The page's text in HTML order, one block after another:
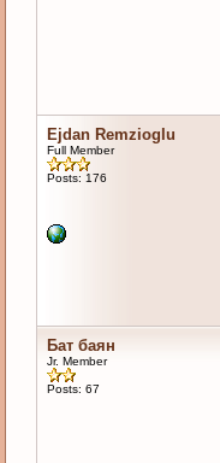
Ejdan Remzioglu
Full Member
Posts: 176
Бат баян
Jr. Member
Posts: 67